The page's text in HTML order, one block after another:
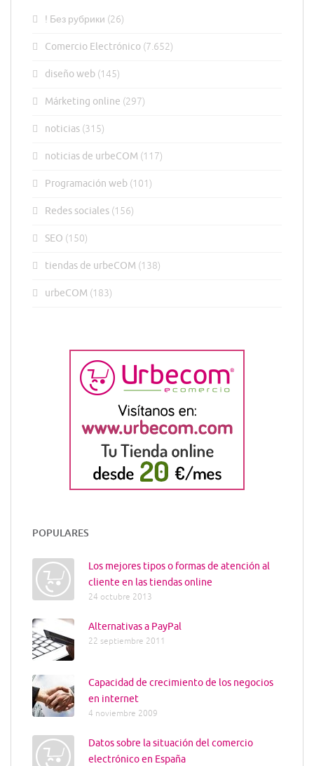
! Без рубрики (26)
Comercio Electrónico (7.652)
diseño web (145)
Márketing online (297)
noticias (315)
noticias de urbeCOM (117)
Programación web (101)
Redes sociales (156)
SEO (150)
tiendas de urbeCOM (138)
urbeCOM (183)
POPULARES
Los mejores tipos o formas de atención al
cliente en las tiendas online
24 octubre 2013
Alternativas a PayPal
22 septiembre 2011
Capacidad de crecimiento de los negocios
en internet
4 noviembre 2009
Datos sobre la situación del comercio
electrónico en España